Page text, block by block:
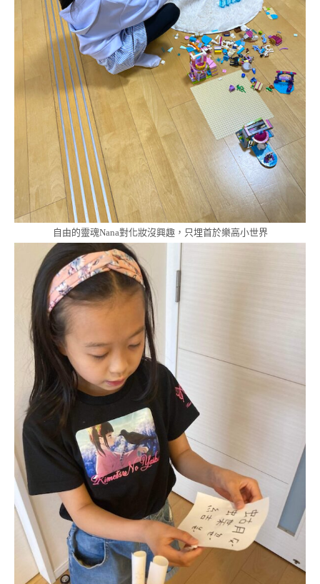
自由的靈魂Nana對化妝沒興趣，只埋首於樂高小世界